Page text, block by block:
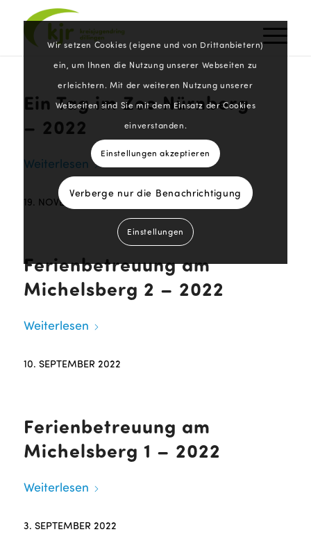
Ein Tag im Zoo Nürnberg
– 2022
Weiterlesen
19. NOVEMBER 2022
Ferienbetreuung am
Michelsberg 2 – 2022
Weiterlesen
10. SEPTEMBER 2022
Ferienbetreuung am
Michelsberg 1 – 2022
Weiterlesen
3. SEPTEMBER 2022
Wir setzen Cookies (eigene und von Drittanbietern)
ein, um Ihnen die Nutzung unserer Webseiten zu
erleichtern. Mit der weiteren Nutzung unserer
Webseiten sind Sie mit dem Einsatz der Cookies
einverstanden.
Einstellungen akzeptieren
Verberge nur die Benachrichtigung
Einstellungen